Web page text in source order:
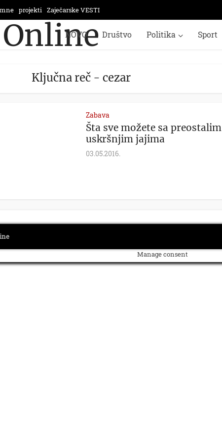
projekti Zaječarske VESTI
NOVO Društvo Politika Sport
Ključna reč - cezar
Zabava
Šta sve možete sa preostalim
uskršnjim jajima
03.05.2016.
Manage consent